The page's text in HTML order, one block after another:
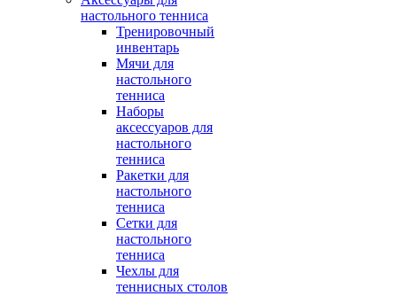
настольного тенниса
Тренировочный
инвентарь
Мячи для
настольного
тенниса
Наборы
аксессуаров для
настольного
тенниса
Ракетки для
настольного
тенниса
Сетки для
настольного
тенниса
Чехлы для
теннисных столов